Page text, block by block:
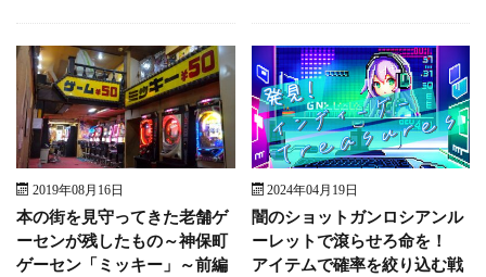
2019年08月16日
本の街を見守ってきた老舗ゲ
ーセンが残したもの～神保町
ゲーセン「ミッキー」～前編
2024年04月19日
闇のショットガンロシアンル
ーレットで滾らせろ命を！
アイテムで確率を絞り込む戦